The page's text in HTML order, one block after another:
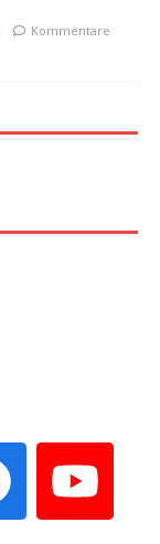
Kommentare